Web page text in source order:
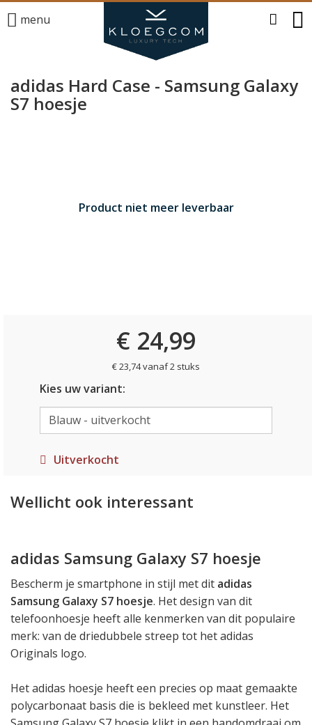
menu
adidas Hard Case - Samsung Galaxy
S7 hoesje
Product niet meer leverbaar
€ 24,99
€ 23,74 vanaf 2 stuks
Kies uw variant:
Uitverkocht
Wellicht ook interessant
adidas Samsung Galaxy S7 hoesje
Bescherm je smartphone in stijl met dit adidas
Samsung Galaxy S7 hoesje. Het design van dit
telefoonhoesje heeft alle kenmerken van dit populaire
merk: van de driedubbele streep tot het adidas
Originals logo.
Het adidas hoesje heeft een precies op maat gemaakte
polycarbonaat basis die is bekleed met kunstleer. Het